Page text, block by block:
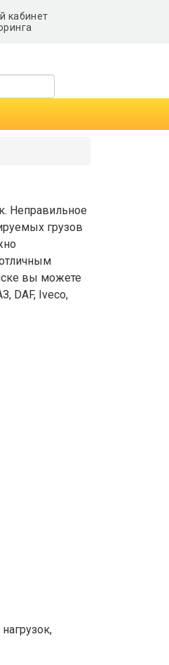
кабинет
Неправильное
грузов
вы можете
DAF, Iveco,